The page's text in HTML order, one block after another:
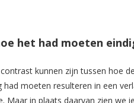
het had moeten
kunnen zijn tussen hoe
moeten resulteren in een
Maar in plaats daarvan zien